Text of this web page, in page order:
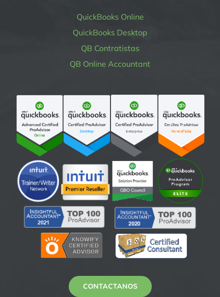
QuickBooks Online
QuickBooks Desktop
QB Contratistas
QB Online Accountant
CONTACTANOS